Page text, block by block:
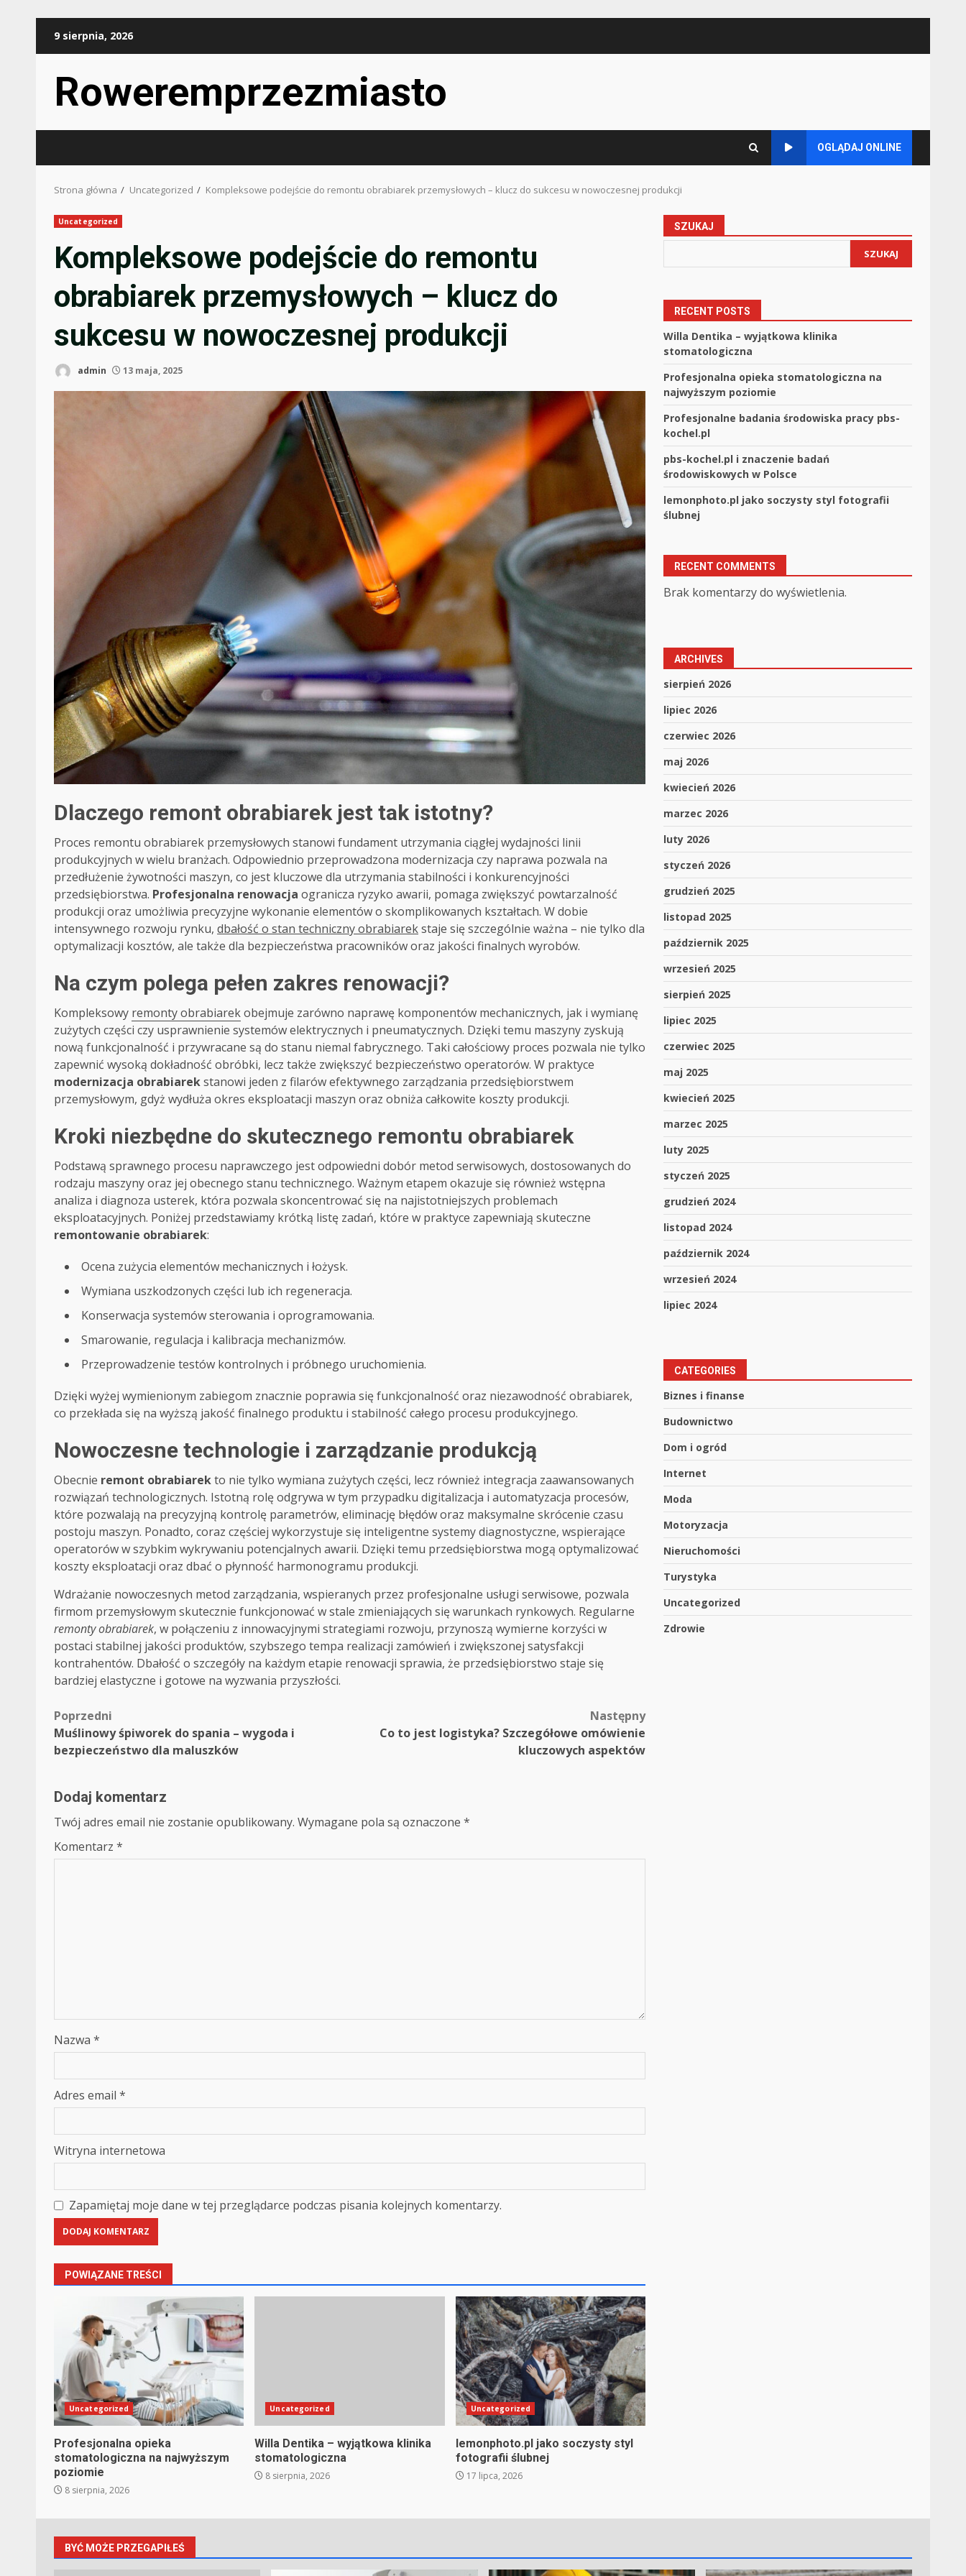
9 sierpnia, 2026
Roweremprzezmiasto
OGLĄDAJ ONLINE
Strona główna Uncategorized Kompleksowe podejście do remontu obrabiarek przemysłowych – klucz do sukcesu w nowoczesnej produkcji
Uncategorized
Kompleksowe podejście do remontu
obrabiarek przemysłowych – klucz do
sukcesu w nowoczesnej produkcji
admin 13 maja, 2025
Dlaczego remont obrabiarek jest tak istotny?
Proces remontu obrabiarek przemysłowych stanowi fundament utrzymania ciągłej wydajności linii
produkcyjnych w wielu branżach. Odpowiednio przeprowadzona modernizacja czy naprawa pozwala na
przedłużenie żywotności maszyn, co jest kluczowe dla utrzymania stabilności i konkurencyjności
przedsiębiorstwa. Profesjonalna renowacja ogranicza ryzyko awarii, pomaga zwiększyć powtarzalność
produkcji oraz umożliwia precyzyjne wykonanie elementów o skomplikowanych kształtach. W dobie
intensywnego rozwoju rynku, dbałość o stan techniczny obrabiarekstaje się szczególnie ważna – nie tylko dla
optymalizacji kosztów, ale także dla bezpieczeństwa pracowników oraz jakości finalnych wyrobów.
Na czym polega pełen zakres renowacji?
Kompleksowy remonty obrabiarekobejmuje zarówno naprawę komponentów mechanicznych, jak i wymianę
zużytych części czy usprawnienie systemów elektrycznych i pneumatycznych. Dzięki temu maszyny zyskują
nową funkcjonalność i przywracane są do stanu niemal fabrycznego. Taki całościowy proces pozwala nie tylko
zapewnić wysoką dokładność obróbki, lecz także zwiększyć bezpieczeństwo operatorów. W praktyce
modernizacja obrabiarekstanowi jeden z filarów efektywnego zarządzania przedsiębiorstwem
przemysłowym, gdyż wydłuża okres eksploatacji maszyn oraz obniża całkowite koszty produkcji.
Kroki niezbędne do skutecznego remontu obrabiarek
Podstawą sprawnego procesu naprawczego jest odpowiedni dobór metod serwisowych, dostosowanych do
rodzaju maszyny oraz jej obecnego stanu technicznego. Ważnym etapem okazuje się również wstępna
analiza i diagnoza usterek, która pozwala skoncentrować się na najistotniejszych problemach
eksploatacyjnych. Poniżej przedstawiamy krótką listę zadań, które w praktyce zapewniają skuteczne
remontowanie obrabiarek:
Ocena zużycia elementów mechanicznych i łożysk.
Wymiana uszkodzonych części lub ich regeneracja.
Konserwacja systemów sterowania i oprogramowania.
Smarowanie, regulacja i kalibracja mechanizmów.
Przeprowadzenie testów kontrolnych i próbnego uruchomienia.
Dzięki wyżej wymienionym zabiegom znacznie poprawia się funkcjonalność oraz niezawodność obrabiarek,
co przekłada się na wyższą jakość finalnego produktu i stabilność całego procesu produkcyjnego.
Nowoczesne technologie i zarządzanie produkcją
Obecnie remont obrabiarekto nie tylko wymiana zużytych części, lecz również integracja zaawansowanych
rozwiązań technologicznych. Istotną rolę odgrywa w tym przypadku digitalizacja i automatyzacja procesów,
które pozwalają na precyzyjną kontrolę parametrów, eliminację błędów oraz maksymalne skrócenie czasu
postoju maszyn. Ponadto, coraz częściej wykorzystuje się inteligentne systemy diagnostyczne, wspierające
operatorów w szybkim wykrywaniu potencjalnych awarii. Dzięki temu przedsiębiorstwa mogą optymalizować
koszty eksploatacji oraz dbać o płynność harmonogramu produkcji.
Wdrażanie nowoczesnych metod zarządzania, wspieranych przez profesjonalne usługi serwisowe, pozwala
firmom przemysłowym skutecznie funkcjonować w stale zmieniających się warunkach rynkowych. Regularne
remonty obrabiarek, w połączeniu z innowacyjnymi strategiami rozwoju, przynoszą wymierne korzyści w
postaci stabilnej jakości produktów, szybszego tempa realizacji zamówień i zwiększonej satysfakcji
kontrahentów. Dbałość o szczegóły na każdym etapie renowacji sprawia, że przedsiębiorstwo staje się
bardziej elastyczne i gotowe na wyzwania przyszłości.
Zobacz
wpisy
Poprzedni
Muślinowy śpiworek do spania – wygoda i
bezpieczeństwo dla maluszków
Następny
Co to jest logistyka? Szczegółowe omówienie
kluczowych aspektów
Dodaj komentarz
Twój adres email nie zostanie opublikowany. Wymagane pola są oznaczone *
Komentarz *
Nazwa *
Adres email *
Witryna internetowa
Zapamiętaj moje dane w tej przeglądarce podczas pisania kolejnych komentarzy.
POWIĄZANE TREŚCI
Uncategorized
Profesjonalna opieka
stomatologiczna na najwyższym
poziomie
8 sierpnia, 2026
Uncategorized
Willa Dentika – wyjątkowa klinika
stomatologiczna
8 sierpnia, 2026
Uncategorized
lemonphoto.pl jako soczysty styl
fotografii ślubnej
17 lipca, 2026
SZUKAJ
SZUKAJ
RECENT POSTS
Willa Dentika – wyjątkowa klinika
stomatologiczna
Profesjonalna opieka stomatologiczna na
najwyższym poziomie
Profesjonalne badania środowiska pracy pbs-
kochel.pl
pbs-kochel.pl i znaczenie badań
środowiskowych w Polsce
lemonphoto.pl jako soczysty styl fotografii
ślubnej
RECENT COMMENTS
Brak komentarzy do wyświetlenia.
ARCHIVES
sierpień 2026
lipiec 2026
czerwiec 2026
maj 2026
kwiecień 2026
marzec 2026
luty 2026
styczeń 2026
grudzień 2025
listopad 2025
październik 2025
wrzesień 2025
sierpień 2025
lipiec 2025
czerwiec 2025
maj 2025
kwiecień 2025
marzec 2025
luty 2025
styczeń 2025
grudzień 2024
listopad 2024
październik 2024
wrzesień 2024
lipiec 2024
CATEGORIES
Biznes i finanse
Budownictwo
Dom i ogród
Internet
Moda
Motoryzacja
Nieruchomości
Turystyka
Uncategorized
Zdrowie
BYĆ MOŻE PRZEGAPIŁEŚ